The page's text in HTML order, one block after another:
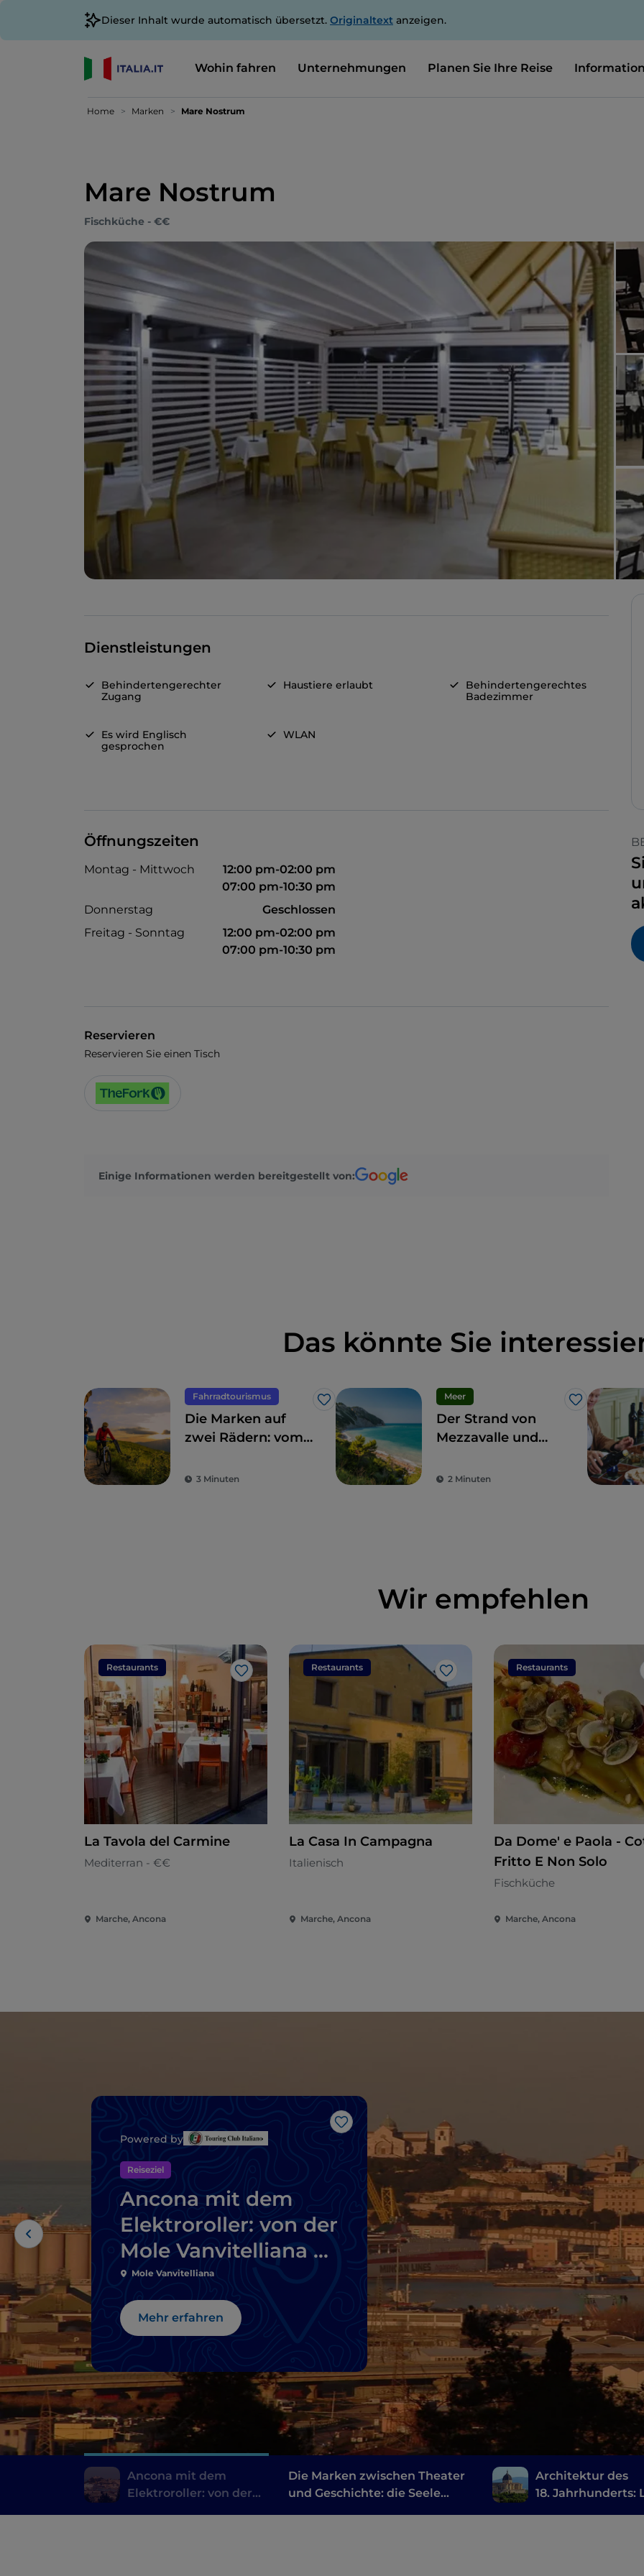
Dieser Inhalt wurde automatisch übersetzt. Originaltext anzeigen.
Wohin fahren Unternehmungen Planen Sie Ihre Reise
Home Marken Mare Nostrum
Mare Nostrum
Fischküche - €€
Dienstleistungen
Behindertengerechter
Zugang
Haustiere erlaubt
Behindertengerechtes
Badezimmer
Es wird Englisch
gesprochen
WLAN
Öffnungszeiten
Montag - Mittwoch
12:00 pm-02:00 pm
07:00 pm-10:30 pm
Donnerstag
Geschlossen
Freitag - Sonntag
12:00 pm-02:00 pm
07:00 pm-10:30 pm
Reservieren
Reservieren Sie einen Tisch
Einige Informationen werden bereitgestellt von:
Das könnte Sie
Fahrradtourismus
Like
Die Marken auf
zwei Rädern: vom
Meer
3 Minuten
Meer
Like
Der Strand von
Mezzavalle und
10 Nachbarstrände
2 Minuten
Wir empfehlen
Restaurants
Like
La Tavola del Carmine
Mediterran - €€
Marche, Ancona
Restaurants
Like
La Casa In Campagna
Italienisch
Marche, Ancona
Restaurants
Da Dome' e Paola -
Fritto E Non Solo
Fischküche
Marche, Ancona
Like
Powered by
Reiseziel
Ancona mit dem
Elektroroller: von der
Mole Vanvitelliana zu
den Parks und
Stränden
Mole Vanvitelliana
Mehr erfahren
Ancona mit dem
Elektroroller: von der
Die Marken zwischen Theater
und Geschichte: die Seele
Architektur des
18. Jahrhunderts: